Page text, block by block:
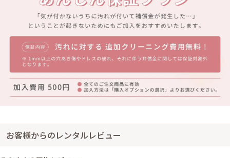
お客様からのレンタルレビュー